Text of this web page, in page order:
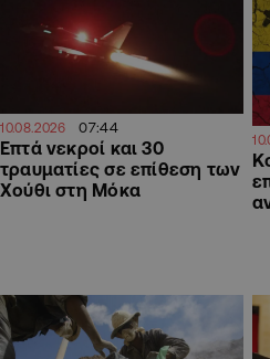
10.08.2026 07:44
Επτά νεκροί και 30
τραυματίες σε επίθεση των
Χούθι στη Μόκα